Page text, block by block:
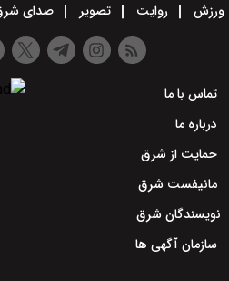
ورزش
روایت تصویر صدای
تماس با ما
درباره ما
حمایت از شرق
مانیفست شرق
نویسندگان شرق
سازمان آگهی ها